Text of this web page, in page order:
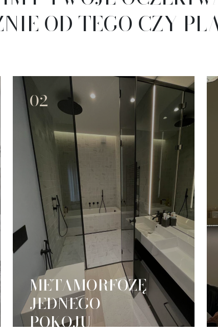
OD TEGO CZY
02
METAMORFOZĘ
JEDNEGO
POKOJU